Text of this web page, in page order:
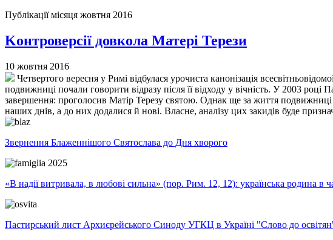
Публікації місяця жовтня 2016
Kонтроверсії довкола Матері Терези
10 жовтня 2016
Четвертого вересня у Римі відбулася урочиста канонізація
подвижниці почали говорити відразу після її відходу у вічність. У 2003
завершення: проголосив Матір Терезу святою. Однак ще за життя подвижниці
наших днів, а до них додалися й нові. Власне, аналізу цих закидів буде
Звернення Блаженнішого Святослава до Дня хворого
«В надії витривала, в любові сильна» (пор. Рим. 12, 12): українська родина
Пастирський лист Архиєрейського Синоду УГКЦ в Україні "Слово до